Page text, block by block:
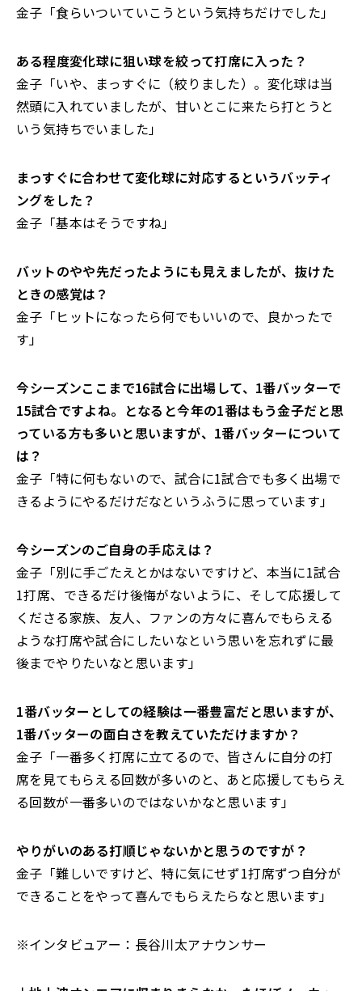
金子「食らいついていこうという気持ちだけでした」
――ある程度変化球に狙い球を絞って打席に入った？
金子「いや、まっすぐに（絞りました）。変化球は当
然頭に入れていましたが、甘いとこに来たら打とうと
いう気持ちでいました」
――まっすぐに合わせて変化球に対応するというバッティ
ングをした？
金子「基本はそうですね」
――バットのやや先だったようにも見えましたが、抜けた
ときの感覚は？
金子「ヒットになったら何でもいいので、良かったで
す」
――今シーズンここまで16試合に出場して、1番バッターで
15試合ですよね。となると今年の1番はもう金子だと思
っている方も多いと思いますが、1番バッターについて
は？
金子「特に何もないので、試合に1試合でも多く出場で
きるようにやるだけだなというふうに思っています」
――今シーズンのご自身の手応えは？
金子「別に手ごたえとかはないですけど、本当に1試合
1打席、できるだけ後悔がないように、そして応援して
くださる家族、友人、ファンの方々に喜んでもらえる
ような打席や試合にしたいなという思いを忘れずに最
後までやりたいなと思います」
――1番バッターとしての経験は一番豊富だと思いますが、
1番バッターの面白さを教えていただけますか？
金子「一番多く打席に立てるので、皆さんに自分の打
席を見てもらえる回数が多いのと、あと応援してもらえ
る回数が一番多いのではないかなと思います」
――やりがいのある打順じゃないかと思うのですが？
金子「難しいですけど、特に気にせず1打席ずつ自分が
できることをやって喜んでもらえたらなと思います」
※インタビュアー：長谷川太アナウンサー